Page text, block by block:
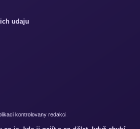
udaju
kontrolovany redakci.